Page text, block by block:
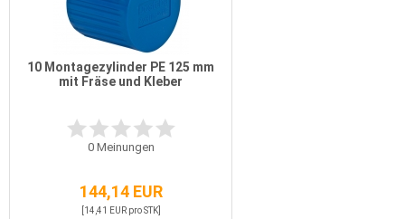
10 Montagezylinder PE 125 mm
mit Fräse und Kleber
0Meinungen
144,14 EUR
[14,41 EUR pro STK]